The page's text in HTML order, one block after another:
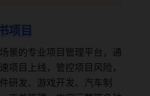
项目
景的专业项目管理平台，通
项目上线，管控项目风险，
研发、游戏开发、汽车制